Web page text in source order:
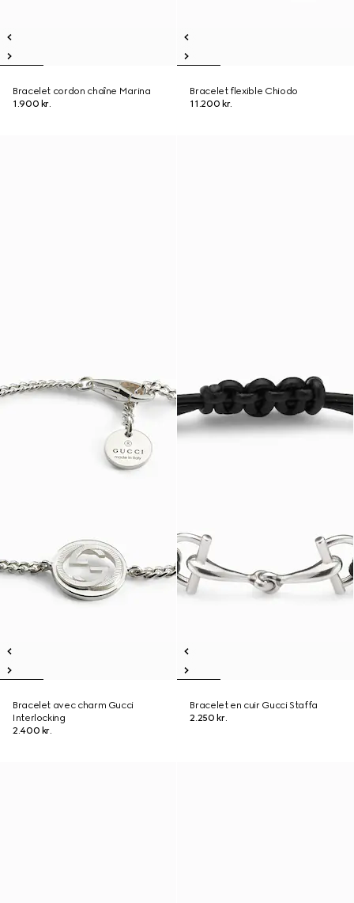
Bracelet cordon chaîne Marina
1.900 kr.
Bracelet flexible Chiodo
11.200 kr.
Bracelet avec charm Gucci
Interlocking
2.400 kr.
Bracelet en cuir Gucci Staffa
2.250 kr.